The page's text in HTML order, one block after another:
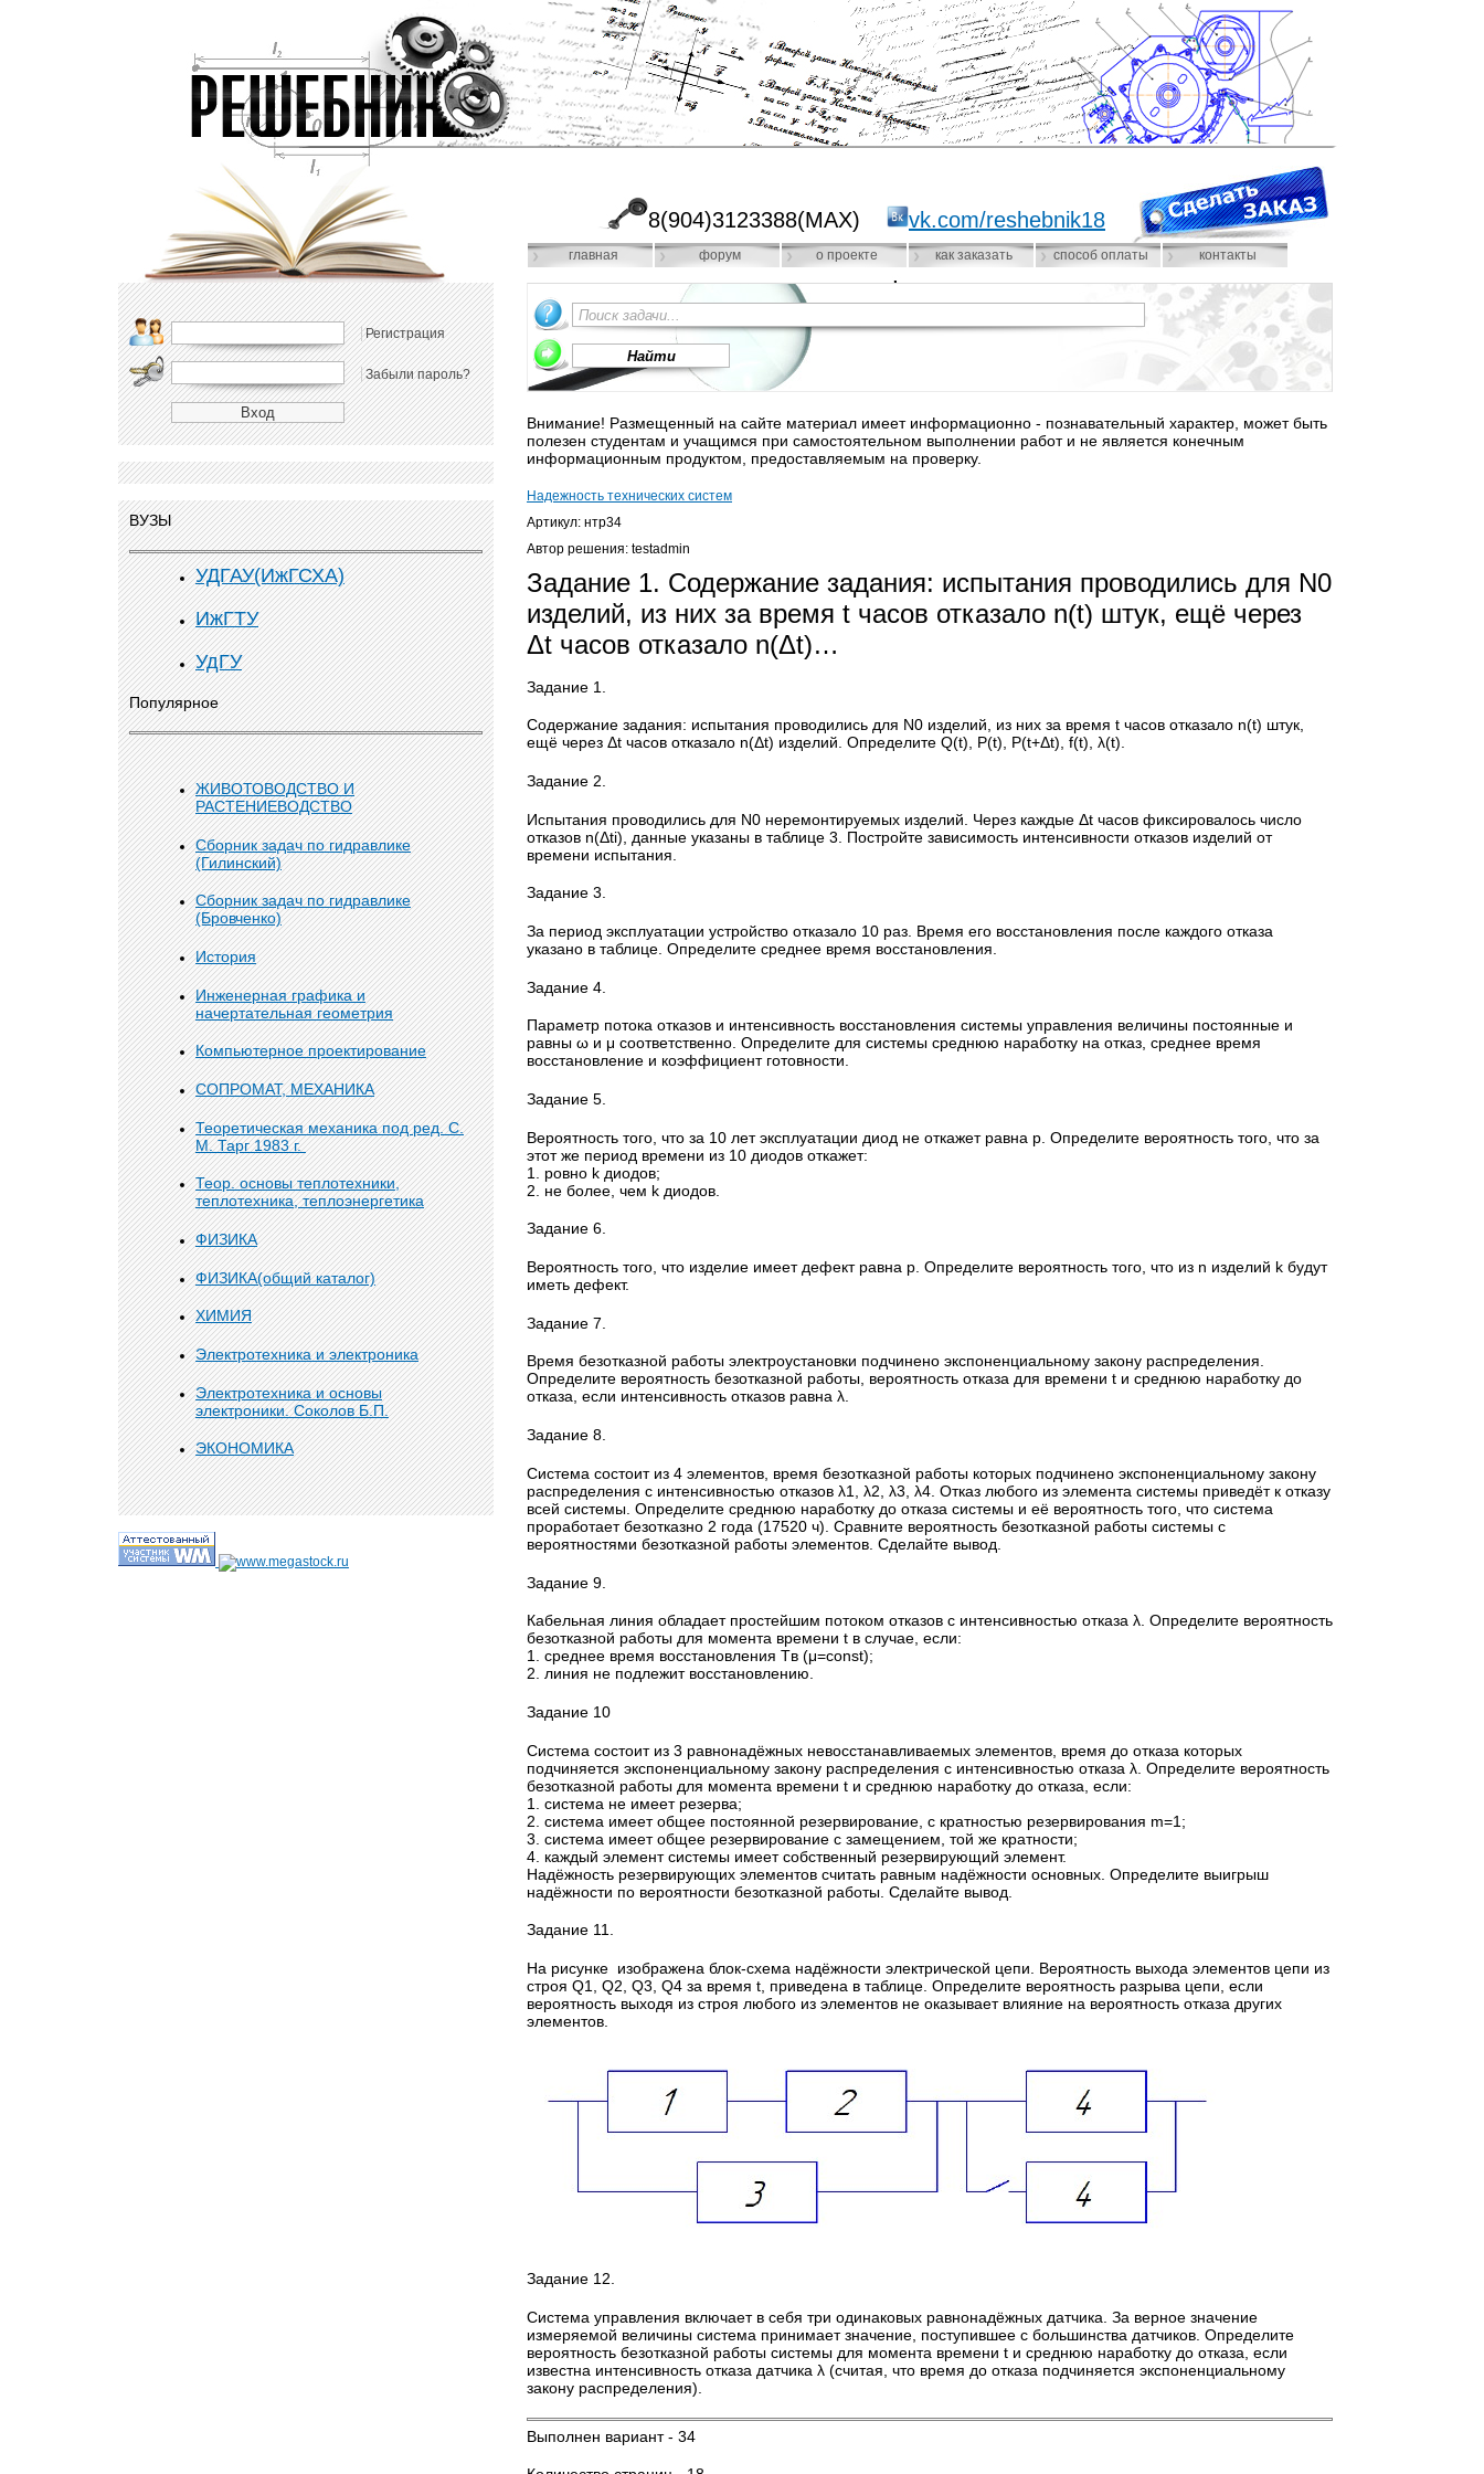
8(904)3123388(MAX) vk.com/reshebnik18
главная форум о проекте как заказать способ оплаты контакты
Регистрация
Забыли пароль?
ВУЗЫ
УДГАУ(ИжГСХА)
ИжГТУ
УдГУ
Популярное
ЖИВОТОВОДСТВО И
РАСТЕНИЕВОДСТВО
Сборник задач по гидравлике
(Гилинский)
Сборник задач по гидравлике
(Бровченко)
История
Инженерная графика и
начертательная геометрия
Компьютерное проектирование
СОПРОМАТ, МЕХАНИКА
Теоретическая механика под ред. С.
М. Тарг 1983 г.
Теор. основы теплотехники,
теплотехника, теплоэнергетика
ФИЗИКА
ФИЗИКА(общий каталог)
ХИМИЯ
Электротехника и электроника
Электротехника и основы
электроники. Соколов Б.П.
ЭКОНОМИКА
Внимание! Размещенный на сайте материал имеет информационно - познавательный характер, может быть
полезен студентам и учащимся при самостоятельном выполнении работ и не является конечным
информационным продуктом, предоставляемым на проверку.
Надежность технических систем
Артикул: нтр34
Автор решения: testadmin
Задание 1. Содержание задания: испытания проводились для N0
изделий, из них за время t часов отказало n(t) штук, ещё через
Δt часов отказало n(Δt)…
Задание 1.
Содержание задания: испытания проводились для N0 изделий, из них за время t часов отказало n(t) штук,
ещё через Δt часов отказало n(Δt) изделий. Определите Q(t), Р(t), Р(t+Δt), f(t), λ(t).
Задание 2.
Испытания проводились для N0 неремонтируемых изделий. Через каждые Δt часов фиксировалось число
отказов n(Δti), данные указаны в таблице 3. Постройте зависимость интенсивности отказов изделий от
времени испытания.
Задание 3.
За период эксплуатации устройство отказало 10 раз. Время его восстановления после каждого отказа
указано в таблице. Определите среднее время восстановления.
Задание 4.
Параметр потока отказов и интенсивность восстановления системы управления величины постоянные и
равны ω и μ соответственно. Определите для системы среднюю наработку на отказ, среднее время
восстановление и коэффициент готовности.
Задание 5.
Вероятность того, что за 10 лет эксплуатации диод не откажет равна p. Определите вероятность того, что за
этот же период времени из 10 диодов откажет:
1. ровно k диодов;
2. не более, чем k диодов.
Задание 6.
Вероятность того, что изделие имеет дефект равна p. Определите вероятность того, что из n изделий k будут
иметь дефект.
Задание 7.
Время безотказной работы электроустановки подчинено экспоненциальному закону распределения.
Определите вероятность безотказной работы, вероятность отказа для времени t и среднюю наработку до
отказа, если интенсивность отказов равна λ.
Задание 8.
Система состоит из 4 элементов, время безотказной работы которых подчинено экспоненциальному закону
распределения с интенсивностью отказов λ1, λ2, λ3, λ4. Отказ любого из элемента системы приведёт к отказу
всей системы. Определите среднюю наработку до отказа системы и её вероятность того, что система
проработает безотказно 2 года (17520 ч). Сравните вероятность безотказной работы системы с
вероятностями безотказной работы элементов. Сделайте вывод.
Задание 9.
Кабельная линия обладает простейшим потоком отказов с интенсивностью отказа λ. Определите вероятность
безотказной работы для момента времени t в случае, если:
1. среднее время восстановления Tв (μ=const);
2. линия не подлежит восстановлению.
Задание 10
Система состоит из 3 равнонадёжных невосстанавливаемых элементов, время до отказа которых
подчиняется экспоненциальному закону распределения с интенсивностью отказа λ. Определите вероятность
безотказной работы для момента времени t и среднюю наработку до отказа, если:
1. система не имеет резерва;
2. система имеет общее постоянной резервирование, с кратностью резервирования m=1;
3. система имеет общее резервирование с замещением, той же кратности;
4. каждый элемент системы имеет собственный резервирующий элемент.
Надёжность резервирующих элементов считать равным надёжности основных. Определите выигрыш
надёжности по вероятности безотказной работы. Сделайте вывод.
Задание 11.
На рисунке изображена блок-схема надёжности электрической цепи. Вероятность выхода элементов цепи из
строя Q1, Q2, Q3, Q4 за время t, приведена в таблице. Определите вероятность разрыва цепи, если
вероятность выходя из строя любого из элементов не оказывает влияние на вероятность отказа других
элементов.
Задание 12.
Система управления включает в себя три одинаковых равнонадёжных датчика. За верное значение
измеряемой величины система принимает значение, поступившее с большинства датчиков. Определите
вероятность безотказной работы системы для момента времени t и среднюю наработку до отказа, если
известна интенсивность отказа датчика λ (считая, что время до отказа подчиняется экспоненциальному
закону распределения).
Выполнен вариант - 34